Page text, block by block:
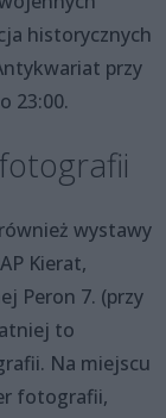
historycznych
przy
23:00.
wystawy
Kierat,
Peron 7. (przy
to
Na miejscu
fotografii,